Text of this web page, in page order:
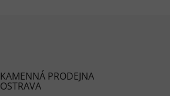
KAMENNÁ PRODEJNA
OSTRAVA